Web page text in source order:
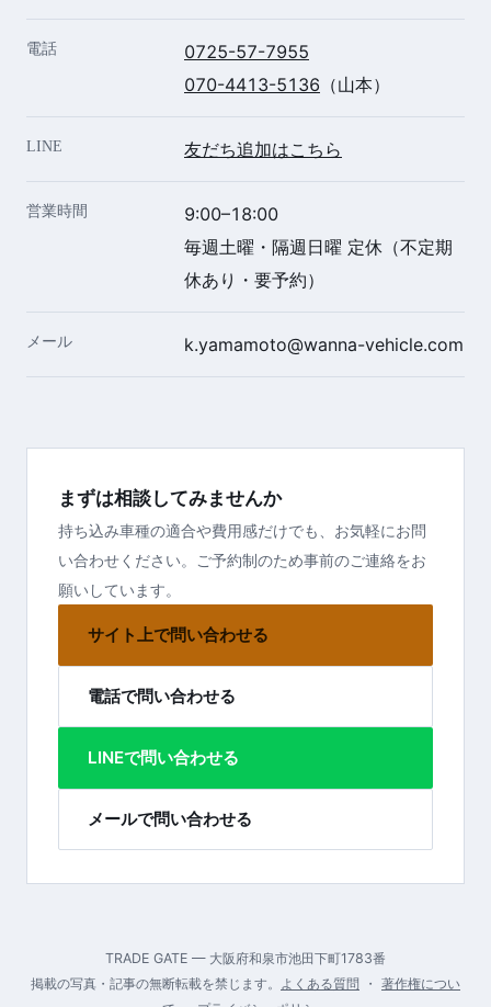
電話
0725-57-7955
070-4413-5136 （山本）
LINE 友だち追加はこちら
営業時間
9:00–18:00
毎週土曜・隔週日曜 定休（不定期
休あり・要予約）
メール k.yamamoto@wanna-vehicle.com
まずは相談してみませんか
持ち込み車種の適合や費用感だけでも、お気軽にお問
い合わせください。ご予約制のため事前のご連絡をお
願いしています。
サイト上で問い合わせる
電話で問い合わせる
LINEで問い合わせる
メールで問い合わせる
TRADE GATE — 大阪府和泉市池田下町1783番
掲載の写真・記事の無断転載を禁じます。 よくある質問 ・ 著作権につい